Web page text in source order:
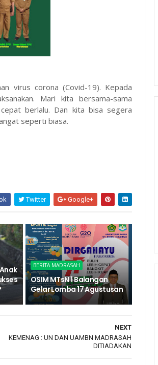
virus corona (Covid-19). Kepada
Mari kita bersama-sama
berlalu. Dan kita bisa segera
seperti biasa.
Twitter Google+
BERITA MADRASAH
OSIM MTsN 1 Balangan
Gelar Lomba 17 Agustusan
NEXT
KEMENAG : UN DAN UAMBN MADRASAH
DITIADAKAN